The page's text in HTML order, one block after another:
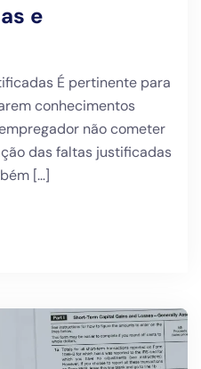
e
É pertinente para
conhecimentos
não cometer
das faltas justificadas
[…]